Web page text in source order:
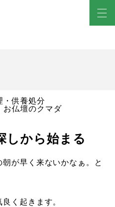
・供養処分
お仏壇のクマダ
しから始まる
が早く来ないかなぁ。と
く起きます。